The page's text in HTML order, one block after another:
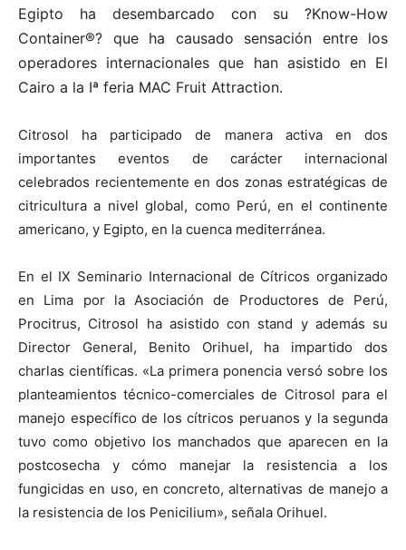
Egipto ha desembarcado con su ?Know-How
Container®? que ha causado sensación entre los
operadores internacionales que han asistido en El
Cairo a la Iª feria MAC Fruit Attraction.
Citrosol ha participado de manera activa en dos
importantes eventos de carácter internacional
celebrados recientemente en dos zonas estratégicas de
citricultura a nivel global, como Perú, en el continente
americano, y Egipto, en la cuenca mediterránea.
En el IX Seminario Internacional de Cítricos organizado
en Lima por la Asociación de Productores de Perú,
Procitrus, Citrosol ha asistido con stand y además su
Director General, Benito Orihuel, ha impartido dos
charlas científicas. «La primera ponencia versó sobre los
planteamientos técnico-comerciales de Citrosol para el
manejo específico de los cítricos peruanos y la segunda
tuvo como objetivo los manchados que aparecen en la
postcosecha y cómo manejar la resistencia a los
fungicidas en uso, en concreto, alternativas de manejo a
la resistencia de los Penicilium», señala Orihuel.